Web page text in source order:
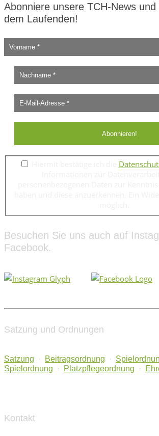
Abonniere unsere TCH-News und
dem Laufenden!
Besuchen Sie uns auch auf
Facebook.
Satzung und Ordnungen
Satzung · Beitragsordnung ·
Spielordnung
· Platzpflegeordnung ·
Kontakt